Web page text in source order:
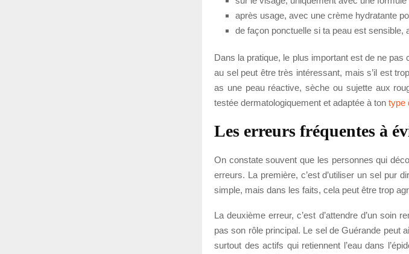
après usage, avec une crème hydratante
de façon ponctuelle si ta peau est sensible,
Dans la pratique, le plus important est de ne pas
au sel peut être très intéressant, mais s’il est
as une peau réactive, sèche ou sujette aux
testée dermatologiquement et adaptée à ton type
Les erreurs fréquentes à
On constate souvent que les personnes qui
erreurs. La première, c’est d’utiliser un sel pur
simple, mais dans les faits, cela peut être trop
La deuxième erreur, c’est d’attendre d’un soin
pas son rôle principal. Le sel de Guérande peut
surtout des actifs qui retiennent l’eau dans